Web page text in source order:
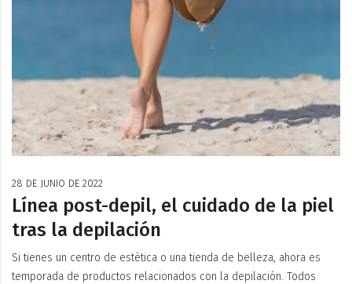
28 DE JUNIO DE 2022
Línea post-depil, el cuidado de la piel
tras la depilación
Si tienes un centro de estética o una tienda de belleza, ahora es
temporada de productos relacionados con la depilación. Todos